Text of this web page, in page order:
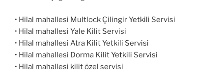
• Hilal mahallesi Multlock Çilingir Yetkili Servisi
• Hilal mahallesi Yale Kilit Servisi
• Hilal mahallesi Atra Kilit Yetkili Servisi
• Hilal mahallesi Dorma Kilit Yetkili Servisi
• Hilal mahallesi kilit özel servisi